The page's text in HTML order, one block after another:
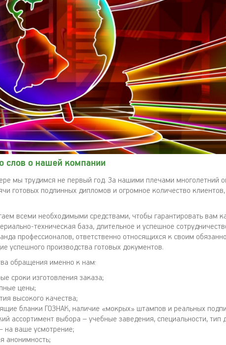
слов о нашей компании
мы трудимся не первый год. За нашими плечами многолетний
готовых подлинных дипломов и огромное количество
всеми необходимыми средствами, чтобы гарантировать вам
техническая база, длительное и успешное
профессионалов, ответственно относящихся к своим
успешного производства готовых документов.
обращения именно к нам:
сроки изготовления заказа;
цены;
высокого качества;
бланки ГОЗНАК, наличие «мокрых» штампов и реальных
ассортимент выбора – учебные заведения, специальности, тип
на ваше усмотрение;
анонимность;